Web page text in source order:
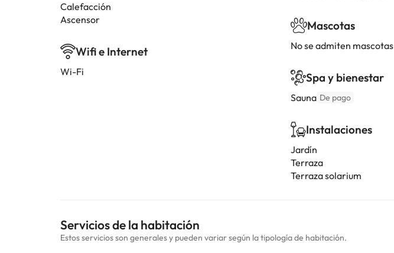
Calefacción
Ascensor
Wifi e Internet
Wi-Fi
Mascotas
No se admiten mascotas
Spa y bienestar
Sauna De pago
Instalaciones
Jardín
Terraza
Terraza solarium
Servicios de la habitación
Estos servicios son generales y pueden variar según la tipología de habitación.